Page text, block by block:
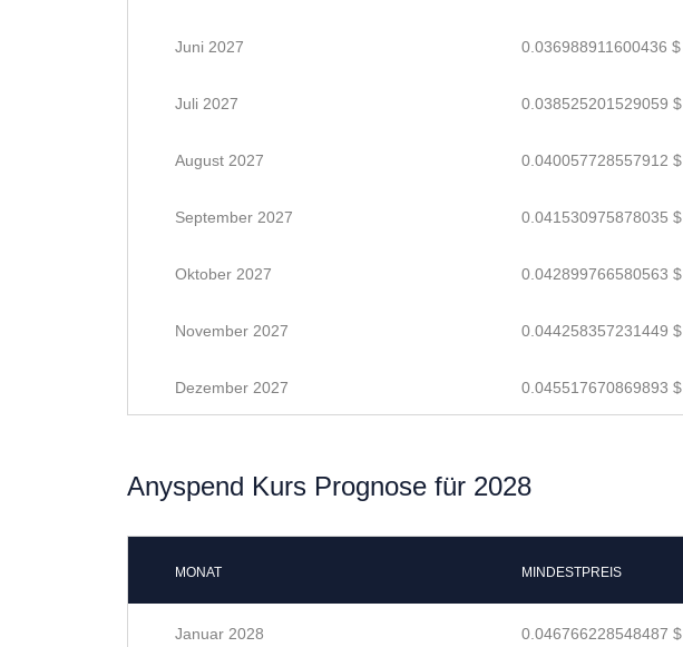
Juni 2027 0.036988911600436 $
Juli 2027 0.038525201529059 $
August 2027 0.040057728557912 $
September 2027 0.041530975878035 $
Oktober 2027 0.042899766580563 $
November 2027 0.044258357231449 $
Dezember 2027 0.045517670869893 $
Anyspend Kurs Prognose für 2028
MONAT MINDESTPREIS
Januar 2028 0.046766228548487 $